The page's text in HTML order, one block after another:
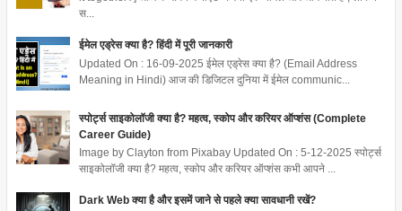
स...
ईमेल एड्रेस क्या है? हिंदी में पूरी जानकारी
Updated On : 16-09-2025 ईमेल एड्रेस क्या है? (Email Address
Meaning in Hindi) आज की डिजिटल दुनिया में ईमेल communic...
स्पोर्ट्स साइकोलॉजी क्या है? महत्व, स्कोप और करियर ऑप्शंस (Complete
Career Guide)
Image by Clayton from Pixabay Updated On : 5-12-2025 स्पोर्ट्स
साइकोलॉजी क्या है? महत्व, स्कोप और करियर ऑप्शंस कभी आपने ...
Dark Web क्या है और इसमें जाने से पहले क्या सावधानी रखें?